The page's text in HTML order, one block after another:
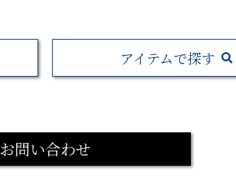
アイテムで探す
お問い合わせ